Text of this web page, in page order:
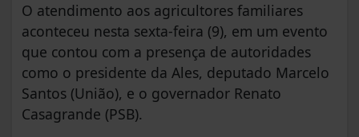
O atendimento aos agricultores familiares
aconteceu nesta sexta-feira (9), em um evento
que contou com a presença de autoridades
como o presidente da Ales, deputado Marcelo
Santos (União), e o governador Renato
Casagrande (PSB).